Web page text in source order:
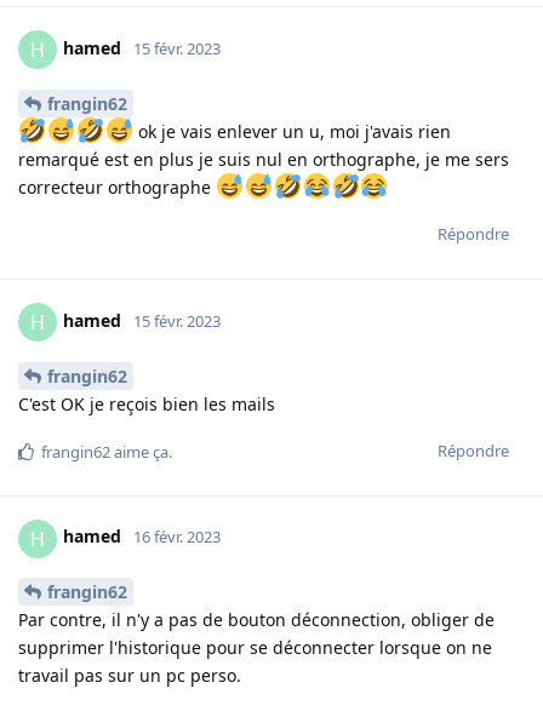
H hamed 15 févr. 2023
frangin62
ok je vais enlever un u, moi j'avais rien
remarqué est en plus je suis nul en orthographe, je me sers
correcteur orthographe
Répondre
H hamed 15 févr. 2023
frangin62
C'est OK je reçois bien les mails
Répondre
frangin62aime ça.
H hamed 16 févr. 2023
frangin62
Par contre, il n'y a pas de bouton déconnection, obliger de
supprimer l'historique pour se déconnecter lorsque on ne
travail pas sur un pc perso.